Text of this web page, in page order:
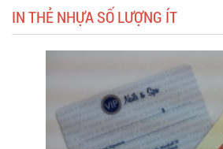
IN THẺ NHỰA SỐ LƯỢNG ÍT